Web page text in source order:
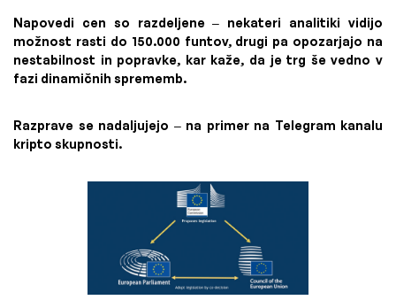
Napovedi cen so razdeljene – nekateri analitiki vidijo
možnost rasti do 150.000 funtov, drugi pa opozarjajo na
nestabilnost in popravke, kar kaže, da je trg še vedno v
fazi dinamičnih sprememb.
Razprave se nadaljujejo – na primer na Telegram kanalu
kripto skupnosti.